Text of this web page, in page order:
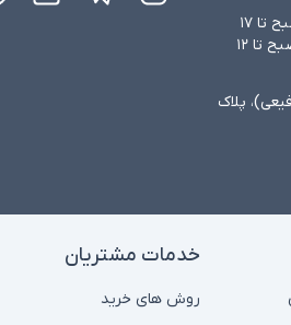
شنبه تا چهارشنبه از ساعت ۸:۳۰ صبح تا ۱۷
عصر و پنجشنبه‌ها از ساعت ۸:۳۰ صبح تا ۱۲
پلاک
خدمات مشتریان
روش های خرید